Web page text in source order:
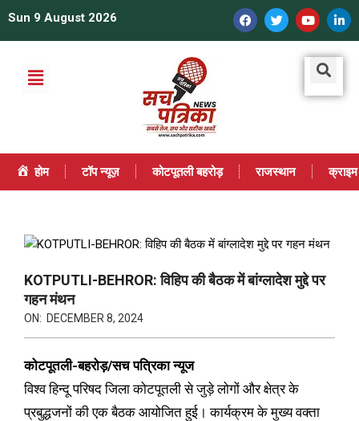
Sun 9 August 2026
होम टॉप न्यूज़ कोटपूतली बहरोड़ राजस्थान क्राइम
KOTPUTLI-BEHROR: विहिप की बैठक में बांग्लादेश मुद्दे पर
गहन मंथन
ON: DECEMBER 8, 2024
कोटपूतली-बहरोड़/सच पत्रिका न्यूज
विश्व हिन्दू परिषद जिला कोटपूतली से जुड़े लोगों और क्षेत्र के
प्रबुद्धजनों की एक बैठक आयोजित हुई। कार्यक्रम के मुख्य वक्ता